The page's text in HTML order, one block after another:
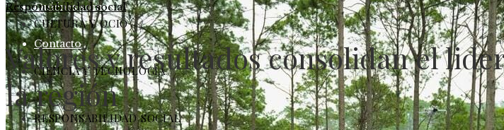
Quiénes somos
Contacto
CULTURA Y OCIO
CIENCIA Y TECNOLOGÍA
RESPONSABILIDAD SOCIAL
Responsabilidad social
Valores y resultados consolidan el
la región